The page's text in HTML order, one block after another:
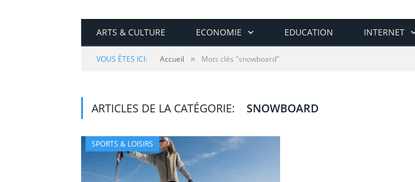
ARTS & CULTURE ECONOMIE EDUCATION INTERNET
VOUS ÊTES ICI: Accueil » Mots clés "snowboard"
ARTICLES DE LA CATÉGORIE: SNOWBOARD
SPORTS & LOISIRS